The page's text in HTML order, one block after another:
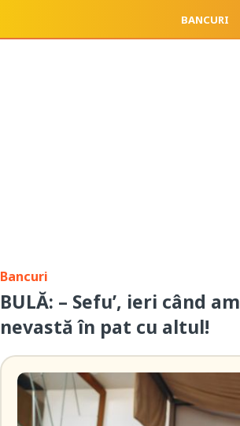
BANCURI
Bancuri
BULĂ: – Sefu’, ieri când
nevastă în pat cu altul!